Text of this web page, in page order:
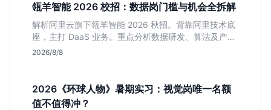
瓴羊智能 2026 校招：数据岗门槛与机会全拆解
解析阿里云旗下瓴羊智能 2026 秋招。背靠阿里技术底
座，主打 DaaS 业务。重点分析数据研发、算法及产品
岗的硬性要求，评估 B 端数据路线的成长曲线与抗压挑
2026/8/8
2026《环球人物》暑期实习：视觉岗唯一名额
值不值得冲？